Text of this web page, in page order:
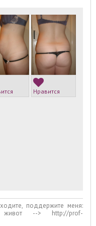
Нравится
поддержите меня:
--> http://prof-